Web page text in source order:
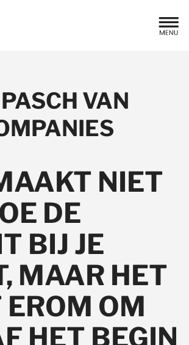
VAN
NIET
DE
BIJ JE
MAAR HET
EROM OM
HET BEGIN